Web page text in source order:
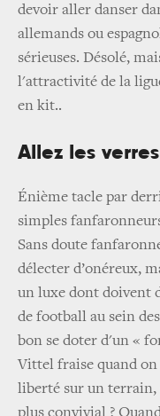
devoir aller danser
allemands ou
sérieuses. Désolé,
l'attractivité de la
en kit..
Allez les
Énième tacle par
simples
Sans doute
délecter d’onéreux,
un luxe dont doivent
de football au sein
bon se doter d'un «
Vittel fraise quand
liberté sur un terrain,